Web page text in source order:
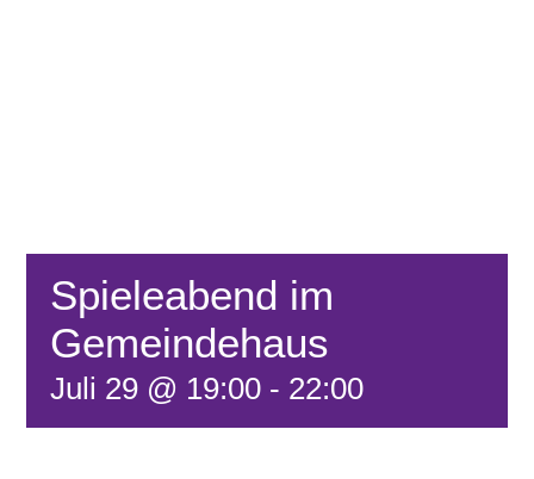
Spieleabend im
Gemeindehaus
Juli 29 @ 19:00 - 22:00